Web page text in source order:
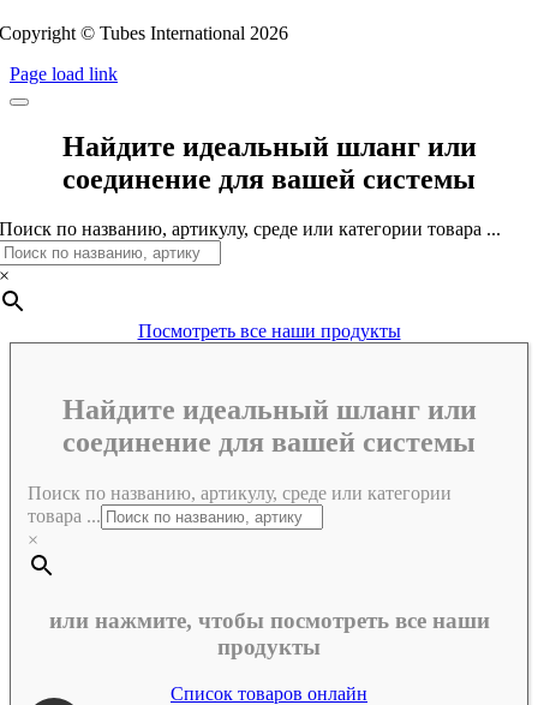
Copyright © Tubes International 2026
Page load link
Найдите идеальный шланг или
соединение для вашей системы
Поиск по названию, артикулу, среде или категории товара ...
×
Посмотреть все наши продукты
Найдите идеальный шланг или
соединение для вашей системы
Поиск по названию, артикулу, среде или категории
товара ...
×
или нажмите, чтобы посмотреть все наши
продукты
Список товаров онлайн